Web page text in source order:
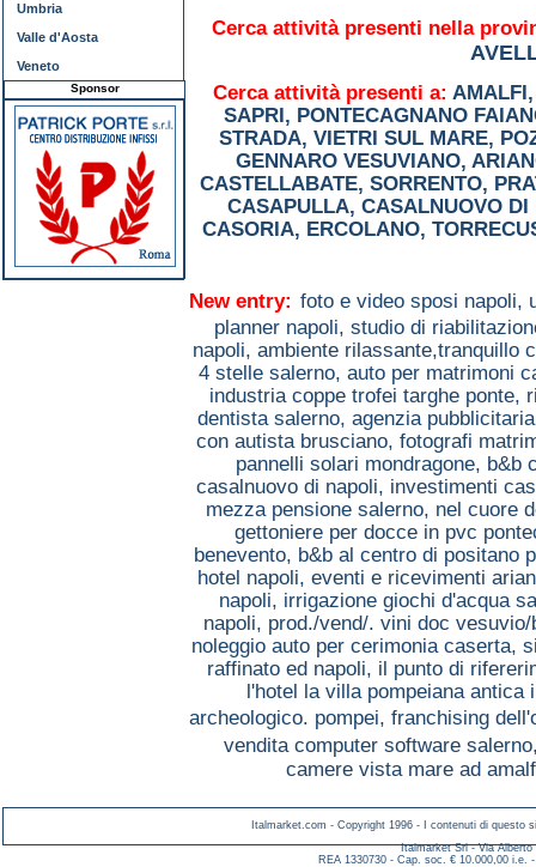
Cerca attività presenti nella
Cerca attività presenti a: AMALFI
SAPRI, PONTECAGNANO
STRADA, VIETRI SUL MARE,
GENNARO VESUVIANO,
CASTELLABATE, SORRENTO,
CASAPULLA, CASALNUOVO DI
CASORIA, ERCOLANO,
New entry: foto e video sposi napoli,
planner napoli, studio di
napoli, ambiente rilassante,tranquillo
4 stelle salerno, auto per matrimoni
industria coppe trofei targhe ponte,
dentista salerno, agenzia
con autista brusciano, fotografi
pannelli solari mondragone, b&b
casalnuovo di napoli, investimenti
mezza pensione salerno, nel cuore
gettoniere per docce in pvc
benevento, b&b al centro di positano
hotel napoli, eventi e ricevimenti
napoli, irrigazione giochi d'acqua
napoli, prod./vend/. vini doc
noleggio auto per cerimonia caserta,
raffinato ed napoli, il punto di
l'hotel la villa pompeiana
archeologico. pompei, franchising
vendita computer software
camere vista mare ad
Umbria
Valle d'Aosta
Veneto
Sponsor
Italmarket.com - Copyright 1996 - I contenuti di questo
Italmarket Srl - Via Alberto
REA 1330730 - Cap. soc. € 10.000,00 i.e.